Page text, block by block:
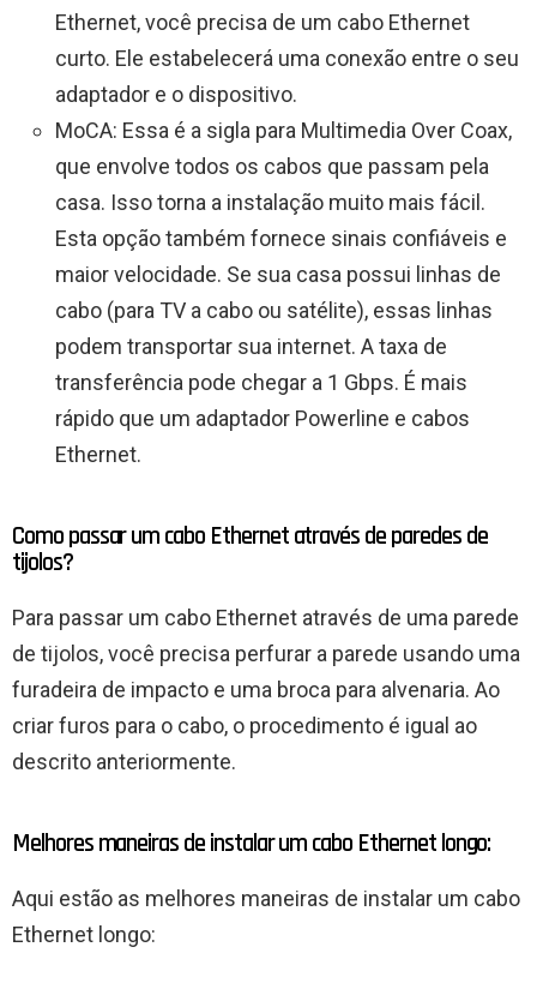
Ethernet, você precisa de um cabo Ethernet
curto. Ele estabelecerá uma conexão entre o seu
adaptador e o dispositivo.
MoCA: Essa é a sigla para Multimedia Over Coax,
que envolve todos os cabos que passam pela
casa. Isso torna a instalação muito mais fácil.
Esta opção também fornece sinais confiáveis ​​e
maior velocidade. Se sua casa possui linhas de
cabo (para TV a cabo ou satélite), essas linhas
podem transportar sua internet. A taxa de
transferência pode chegar a 1 Gbps. É mais
rápido que um adaptador Powerline e cabos
Ethernet.
Como passar um cabo Ethernet através de paredes de
tijolos?
Para passar um cabo Ethernet através de uma parede
de tijolos, você precisa perfurar a parede usando uma
furadeira de impacto e uma broca para alvenaria. Ao
criar furos para o cabo, o procedimento é igual ao
descrito anteriormente.
Melhores maneiras de instalar um cabo Ethernet longo:
Aqui estão as melhores maneiras de instalar um cabo
Ethernet longo: